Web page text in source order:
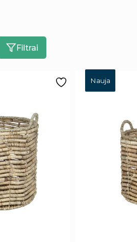
Filtrai
Nauja